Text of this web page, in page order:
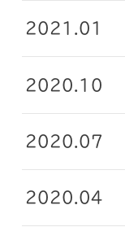
2021.01
2020.10
2020.07
2020.04